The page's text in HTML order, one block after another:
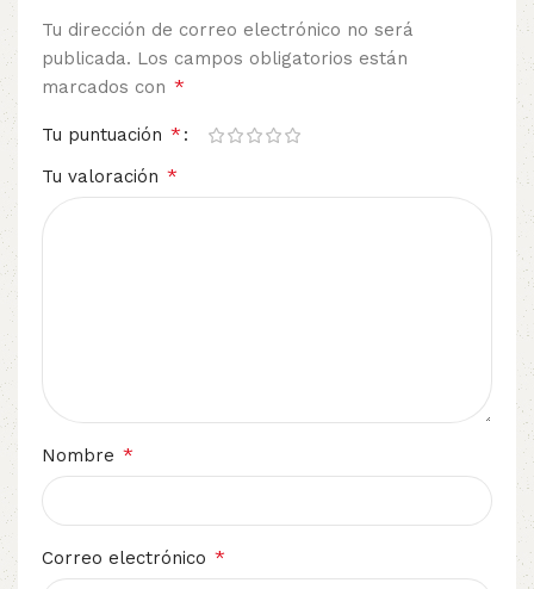
Tu dirección de correo electrónico no será
publicada. Los campos obligatorios están
marcados con *
Tu puntuación *
Tu valoración *
Nombre *
Correo electrónico *